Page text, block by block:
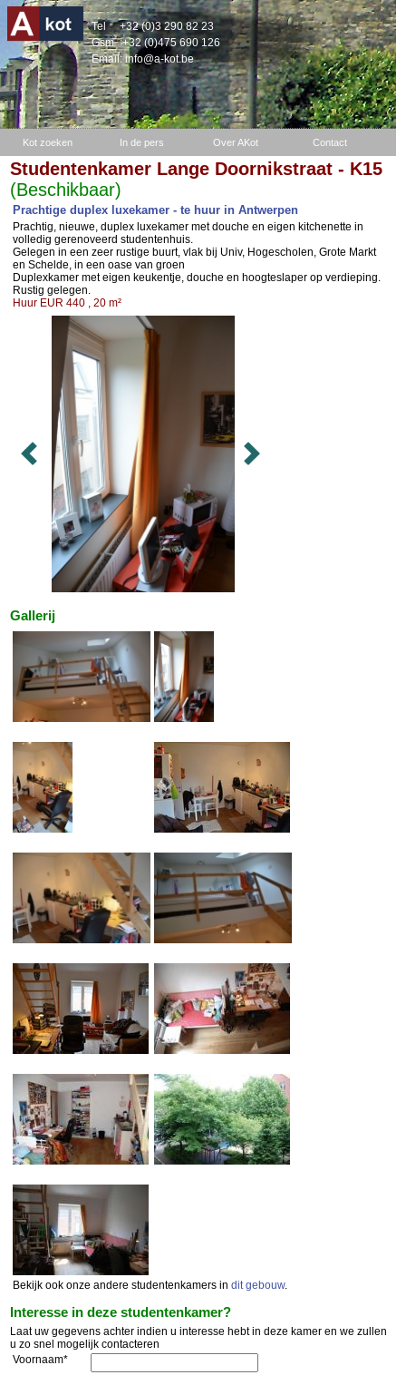
Tel+32 (0)3 290 82 23
Gsm +32 (0)475 690 126
Email:info@a-kot.be
Kot zoeken In de pers Over AKot Contact
Studentenkamer Lange Doornikstraat - K15
(Beschikbaar)
Prachtige duplex luxekamer - te huur in Antwerpen
Prachtig, nieuwe, duplex luxekamer met douche en eigen kitchenette in
volledig gerenoveerd studentenhuis.
Gelegen in een zeer rustige buurt, vlak bij Univ, Hogescholen, Grote Markt
en Schelde, in een oase van groen
Duplexkamer met eigen keukentje, douche en hoogteslaper op verdieping.
Rustig gelegen.
Huur EUR 440 , 20 m²
Gallerij
Bekijk ook onze andere studentenkamers in dit gebouw.
Interesse in deze studentenkamer?
Laat uw gegevens achter indien u interesse hebt in deze kamer en we zullen
u zo snel mogelijk contacteren
Voornaam*